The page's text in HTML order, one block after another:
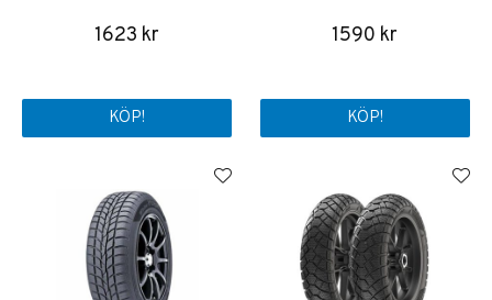
1623 kr
KÖP!
1590 kr
KÖP!